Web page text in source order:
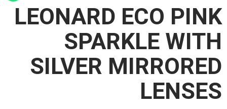
LEONARD ECO PINK
SPARKLE WITH
SILVER MIRRORED
LENSES